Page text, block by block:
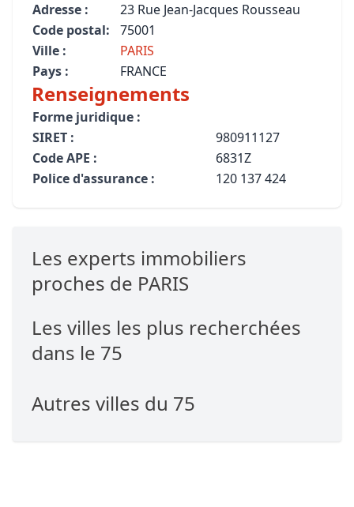
Adresse :
23 Rue Jean-Jacques Rousseau
Code postal:
75001
Ville :
PARIS
Pays :
FRANCE
Renseignements
Forme juridique :
SIRET :
980911127
Code APE :
6831Z
Police d'assurance :
120 137 424
Les experts immobiliers
proches de PARIS
Les villes les plus recherchées
dans le 75
Autres villes du 75